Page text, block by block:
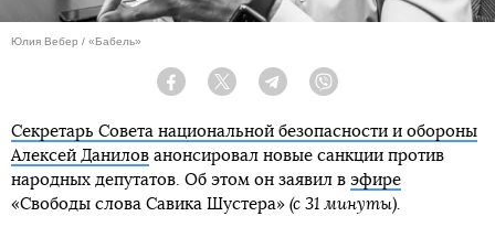
Юлия Вебер / «Бабель»
Facebook Twitter Telegram
Секретарь Совета национальной безопасности и обороны
Алексей Данилов анонсировал новые санкции против
народных депутатов. Об этом он заявил в эфире
«Свободы слова Савика Шустера» (с 31 минуты).